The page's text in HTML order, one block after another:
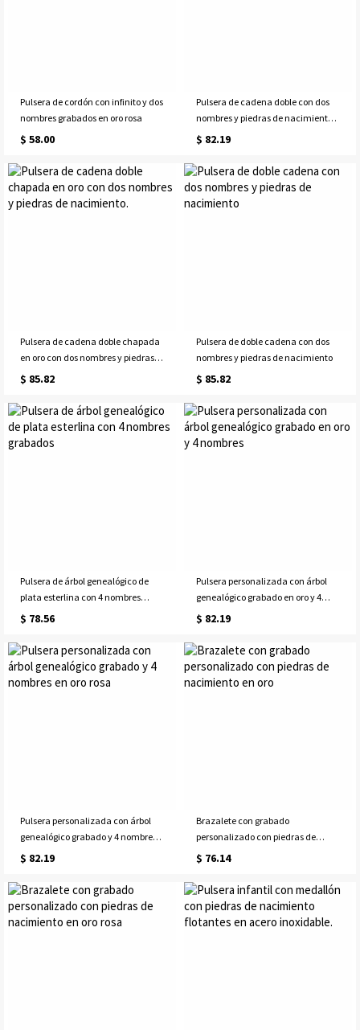
Pulsera de cordón con infinito y dos
nombres grabados en oro rosa
$ 58.00
Pulsera de cadena doble con dos
nombres y piedras de nacimiento
en plata de ley
$ 82.19
Pulsera de cadena doble chapada
en oro con dos nombres y piedras
de nacimiento.
$ 85.82
Pulsera de doble cadena con dos
nombres y piedras de nacimiento
$ 85.82
Pulsera de árbol genealógico de
plata esterlina con 4 nombres
grabados
$ 78.56
Pulsera personalizada con árbol
genealógico grabado en oro y 4
nombres
$ 82.19
Pulsera personalizada con árbol
genealógico grabado y 4 nombres
en oro rosa
$ 82.19
Brazalete con grabado
personalizado con piedras de
nacimiento en oro
$ 76.14